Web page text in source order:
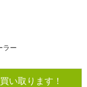
ラー
い取ります！